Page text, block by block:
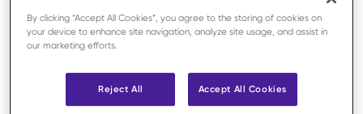
By clicking “Accept All Cookies”, you agree to the storing of cookies on
your device to enhance site navigation, analyze site usage, and assist in
our marketing efforts.
Reject All Accept All Cookies